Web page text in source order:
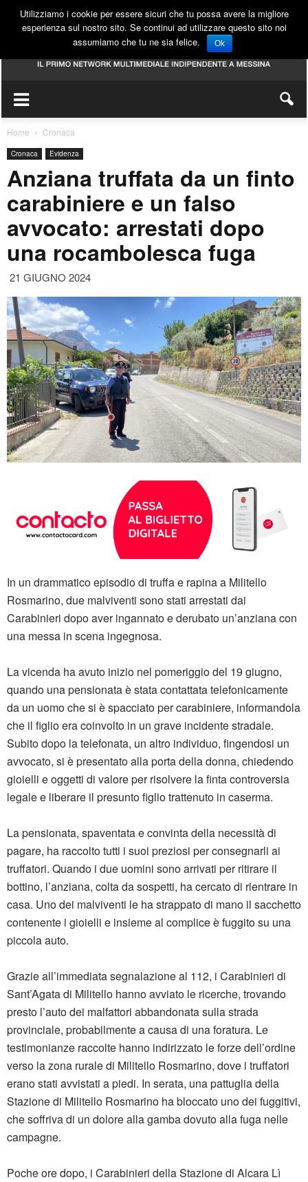
Home Cronaca
Cronaca Evidenza
Anziana truffata da un finto
carabiniere e un falso
avvocato: arrestati dopo
una rocambolesca fuga
21 GIUGNO 2024
In un drammatico episodio di truffa e rapina a Militello
Rosmarino, due malviventi sono stati arrestati dai
Carabinieri dopo aver ingannato e derubato un’anziana con
una messa in scena ingegnosa.
La vicenda ha avuto inizio nel pomeriggio del 19 giugno,
quando una pensionata è stata contattata telefonicamente
da un uomo che si è spacciato per carabiniere, informandola
che il figlio era coinvolto in un grave incidente stradale.
Subito dopo la telefonata, un altro individuo, fingendosi un
avvocato, si è presentato alla porta della donna, chiedendo
gioielli e oggetti di valore per risolvere la finta controversia
legale e liberare il presunto figlio trattenuto in caserma.
La pensionata, spaventata e convinta della necessità di
pagare, ha raccolto tutti i suoi preziosi per consegnarli ai
truffatori. Quando i due uomini sono arrivati per ritirare il
bottino, l’anziana, colta da sospetti, ha cercato di rientrare in
casa. Uno dei malviventi le ha strappato di mano il sacchetto
contenente i gioielli e insieme al complice è fuggito su una
piccola auto.
Grazie all’immediata segnalazione al 112, i Carabinieri di
Sant’Agata di Militello hanno avviato le ricerche, trovando
presto l’auto dei malfattori abbandonata sulla strada
provinciale, probabilmente a causa di una foratura. Le
testimonianze raccolte hanno indirizzato le forze dell’ordine
verso la zona rurale di Militello Rosmarino, dove i truffatori
erano stati avvistati a piedi. In serata, una pattuglia della
Stazione di Militello Rosmarino ha bloccato uno dei fuggitivi,
che soffriva di un dolore alla gamba dovuto alla fuga nelle
campagne.
Poche ore dopo, i Carabinieri della Stazione di Alcara Lì
Utilizziamo i cookie per essere sicuri che tu possa avere la migliore
esperienza sul nostro sito. Se continui ad utilizzare questo sito noi
assumiamo che tu ne sia felice.
Ok